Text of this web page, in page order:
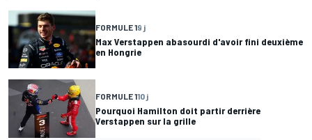
FORMULE 19 j
Max Verstappen abasourdi d'avoir fini deuxième
en Hongrie
FORMULE 110 j
Pourquoi Hamilton doit partir derrière
Verstappen sur la grille